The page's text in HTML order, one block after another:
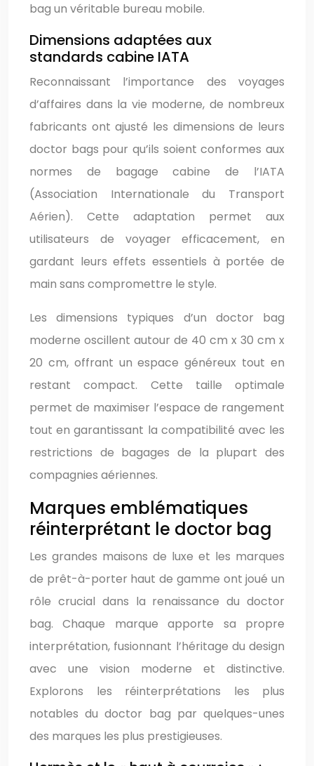
bag un véritable bureau mobile.
Dimensions adaptées aux
standards cabine IATA
Reconnaissant l’importance des voyages
d’affaires dans la vie moderne, de nombreux
fabricants ont ajusté les dimensions de leurs
doctor bags pour qu’ils soient conformes aux
normes de bagage cabine de l’IATA
(Association Internationale du Transport
Aérien). Cette adaptation permet aux
utilisateurs de voyager efficacement, en
gardant leurs effets essentiels à portée de
main sans compromettre le style.
Les dimensions typiques d’un doctor bag
moderne oscillent autour de 40 cm x 30 cm x
20 cm, offrant un espace généreux tout en
restant compact. Cette taille optimale
permet de maximiser l’espace de rangement
tout en garantissant la compatibilité avec les
restrictions de bagages de la plupart des
compagnies aériennes.
Marques emblématiques
réinterprétant le doctor bag
Les grandes maisons de luxe et les marques
de prêt-à-porter haut de gamme ont joué un
rôle crucial dans la renaissance du doctor
bag. Chaque marque apporte sa propre
interprétation, fusionnant l’héritage du design
avec une vision moderne et distinctive.
Explorons les réinterprétations les plus
notables du doctor bag par quelques-unes
des marques les plus prestigieuses.